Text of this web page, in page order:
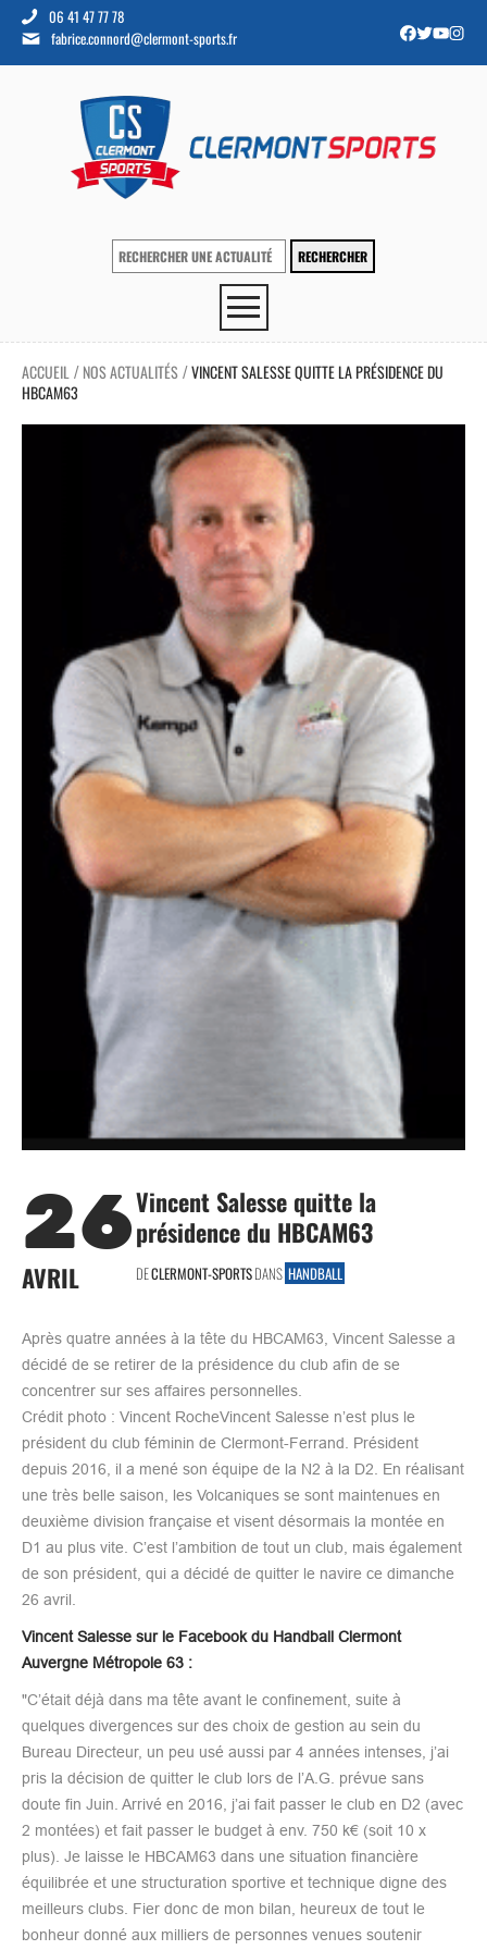
06 41 47 77 78
fabrice.connord@clermont-sports.fr
ACCUEIL / NOS ACTUALITÉS /VINCENT SALESSE QUITTE LA PRÉSIDENCE DU
HBCAM63
26
AVRIL
Vincent Salesse quitte la
présidence du HBCAM63
DECLERMONT-SPORTSDANS HANDBALL
Après quatre années à la tête du HBCAM63, Vincent Salesse a
décidé de se retirer de la présidence du club afin de se
concentrer sur ses affaires personnelles.
Crédit photo : Vincent RocheVincent Salesse n’est plus le
président du club féminin de Clermont-Ferrand. Président
depuis 2016, il a mené son équipe de la N2 à la D2. En réalisant
une très belle saison, les Volcaniques se sont maintenues en
deuxième division française et visent désormais la montée en
D1 au plus vite. C’est l’ambition de tout un club, mais également
de son président, qui a décidé de quitter le navire ce dimanche
26 avril.
Vincent Salesse sur le Facebook du Handball Clermont
Auvergne Métropole 63 :
"C’était déjà dans ma tête avant le confinement, suite à
quelques divergences sur des choix de gestion au sein du
Bureau Directeur, un peu usé aussi par 4 années intenses, j’ai
pris la décision de quitter le club lors de l’A.G. prévue sans
doute fin Juin. Arrivé en 2016, j’ai fait passer le club en D2 (avec
2 montées) et fait passer le budget à env. 750 k€ (soit 10 x
plus). Je laisse le HBCAM63 dans une situation financière
équilibrée et une structuration sportive et technique digne des
meilleurs clubs. Fier donc de mon bilan, heureux de tout le
bonheur donné aux milliers de personnes venues soutenir